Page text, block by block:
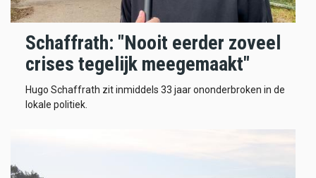
Schaffrath: "Nooit eerder zoveel
crises tegelijk meegemaakt"
Hugo Schaffrath zit inmiddels 33 jaar ononderbroken in de
lokale politiek.